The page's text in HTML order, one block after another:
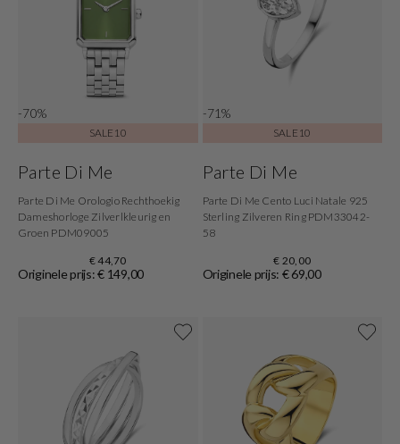
-70%
SALE10
Parte Di Me
Parte Di Me Orologio Rechthoekig
Dameshorloge Zilverlkleurig en
Groen PDM09005
€ 44,70
Originele prijs: € 149,00
-71%
SALE10
Parte Di Me
Parte Di Me Cento Luci Natale 925
Sterling Zilveren Ring PDM33042-
58
€ 20,00
Originele prijs: € 69,00